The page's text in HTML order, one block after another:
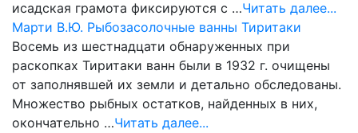
исадская грамота фиксируются с …Читать далее...
Марти В.Ю. Рыбозасолочные ванны Тиритаки
Восемь из шестнадцати обнаруженных при
раскопках Тиритаки ванн были в 1932 г. очищены
от заполнявшей их земли и детально обследованы.
Множество рыбных остатков, найденных в них,
окончательно …Читать далее...